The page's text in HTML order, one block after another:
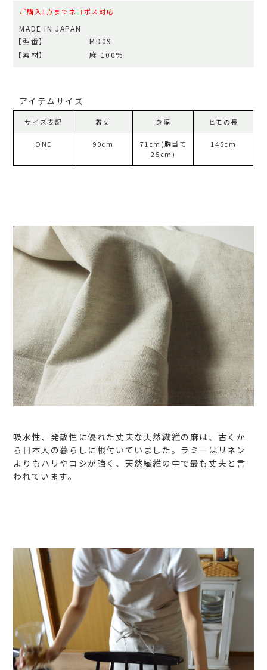
ご購入1点までネコポス対応
MADE IN JAPAN
【型番】
MD09
【素材】
麻 100%
アイテムサイズ
サイズ表記 着丈 身幅 ヒモの長
ONE 90cm
71cm(胸当て
25cm)
145cm
吸水性、発散性に優れた丈夫な天然繊維の麻は、古くか
ら日本人の暮らしに根付いていました。ラミーはリネン
よりもハリやコシが強く、天然繊維の中で最も丈夫と言
われています。